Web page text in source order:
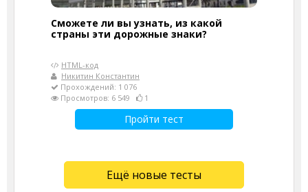
Сможете ли вы узнать, из какой
страны эти дорожные знаки?
HTML-код
Никитин Константин
Прохождений: 1 076
Просмотров: 6 549
1
Пройти тест
Ещё новые тесты